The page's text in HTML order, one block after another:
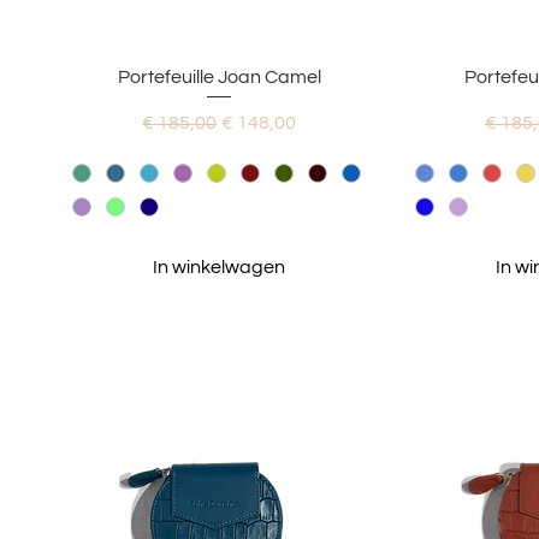
Snel overzicht
Portefeuille Joan Camel
Normale prijs
€ 185,00 Verkoopprijs
€ 148,00
In winkelwagen
€
In